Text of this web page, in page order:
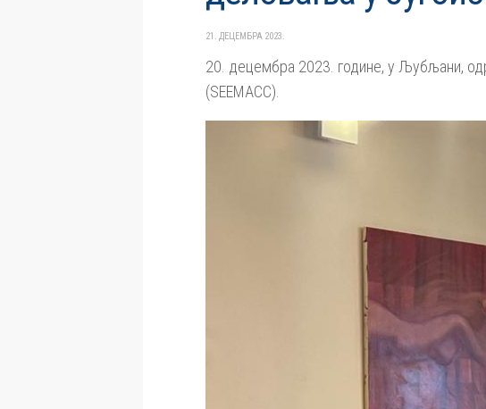
21. ДЕЦЕМБРА 2023.
20. децембра 2023. године, у Љубљани,
(SEEMACC).